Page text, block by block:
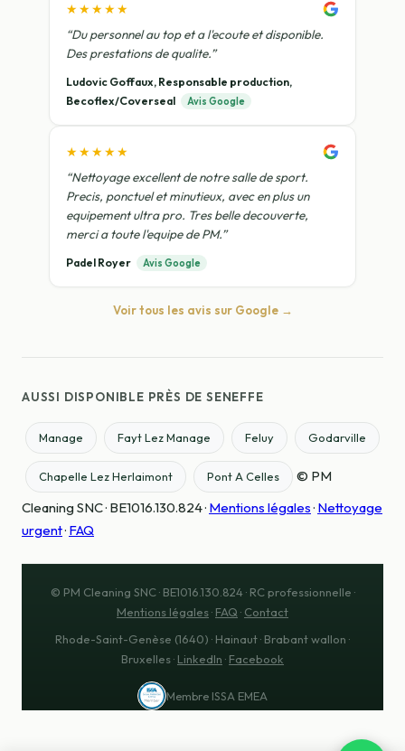
★★★★★
“Du personnel au top et a l'ecoute et disponible.
Des prestations de qualite.”
Ludovic Goffaux, Responsable production,
Becoflex/Coverseal
Avis Google
★★★★★
“Nettoyage excellent de notre salle de sport.
Precis, ponctuel et minutieux, avec en plus un
equipement ultra pro. Tres belle decouverte,
merci a toute l'equipe de PM.”
Padel Royer Avis Google
Voir tous les avis sur Google →
AUSSI DISPONIBLE PRÈS DE SENEFFE
Manage Fayt Lez Manage Feluy Godarville
Chapelle Lez Herlaimont Pont A Celles
© PM
Cleaning SNC · BE1016.130.824 · Mentions légales· Nettoyage
urgent· FAQ
© PM Cleaning SNC · BE1016.130.824 · RC professionnelle ·
Mentions légales· FAQ · Contact
Rhode-Saint-Genèse (1640) · Hainaut · Brabant wallon ·
Bruxelles · LinkedIn · Facebook
Membre ISSA EMEA